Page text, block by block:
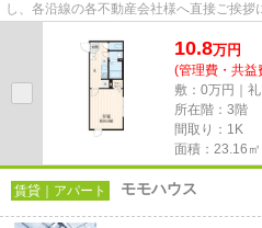
し、各沿線の各不動産会社様へ直接ご挨
10.8万円
(管理費・共益
敷：0万円｜
所在階：3階
間取り：1K
面積：23.16㎡
賃貸｜アパート モモハウス